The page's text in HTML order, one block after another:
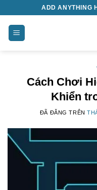
ADD ANYTHING
Cách Chơi
Khiển
ĐÃ ĐĂNG TRÊN